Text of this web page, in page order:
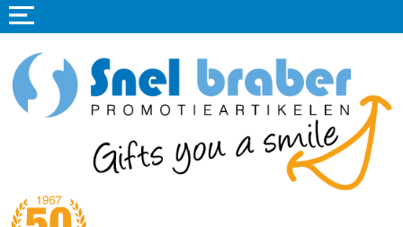
Home
Promotieartikelen
Tassen